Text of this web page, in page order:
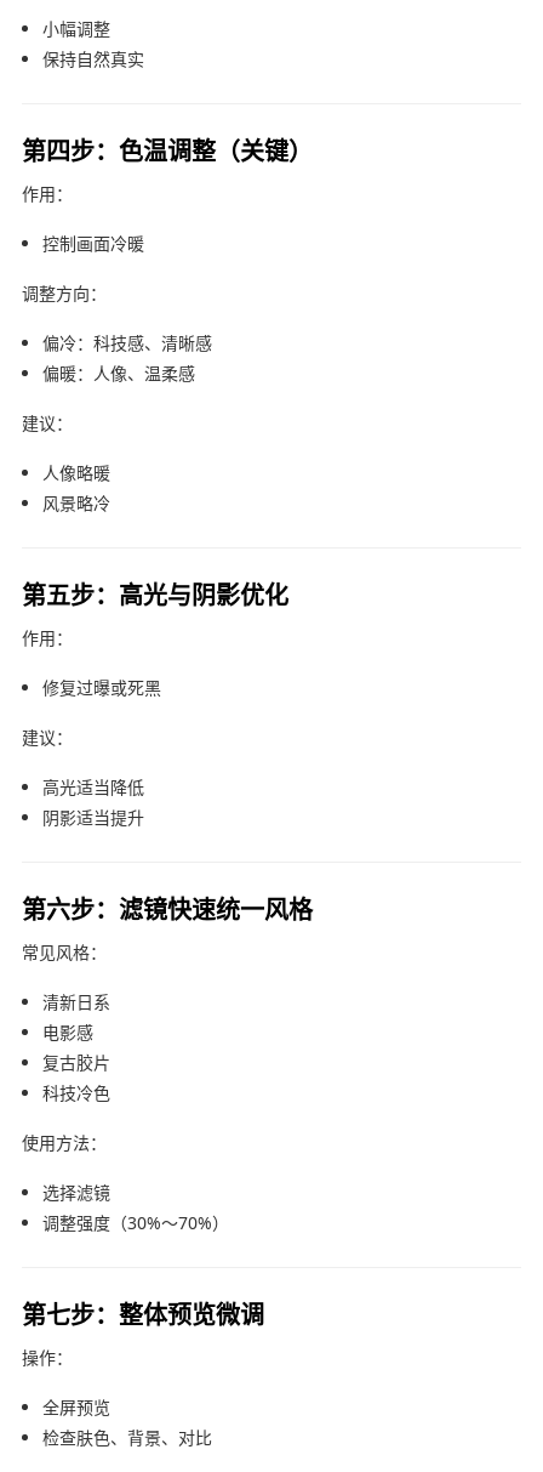
小幅调整
保持自然真实
第四步：色温调整（关键）
作用：
控制画面冷暖
调整方向：
偏冷：科技感、清晰感
偏暖：人像、温柔感
建议：
人像略暖
风景略冷
第五步：高光与阴影优化
作用：
修复过曝或死黑
建议：
高光适当降低
阴影适当提升
第六步：滤镜快速统一风格
常见风格：
清新日系
电影感
复古胶片
科技冷色
使用方法：
选择滤镜
调整强度（30%～70%）
第七步：整体预览微调
操作：
全屏预览
检查肤色、背景、对比